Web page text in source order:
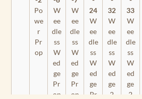
Po
we
r
Pr
op
W
ee
dle
ss
W
ed
ge
Pr
op
W
ee
dle
ss
W
ed
ge
Pr
op
24
W
ee
dle
ss
W
ed
ge
Pr
32
W
ee
dle
ss
W
ed
ge
2
33
W
ee
dle
ss
W
ed
ge
2